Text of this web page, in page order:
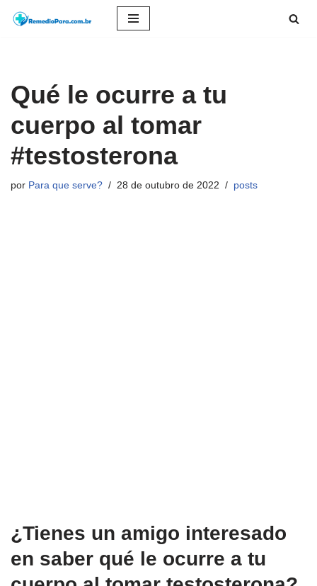
conteúdo
Qué le ocurre a tu
cuerpo al tomar
#testosterona
por Para que serve? 28 de outubro de 2022 posts
¿Tienes un amigo interesado
en saber qué le ocurre a tu